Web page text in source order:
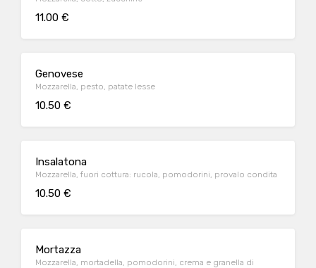
11.00 €
Genovese
Mozzarella, pesto, patate lesse
10.50 €
Insalatona
Mozzarella, fuori cottura: rucola, pomodorini, provalo condita
10.50 €
Mortazza
Mozzarella, mortadella, pomodorini, crema e granella di